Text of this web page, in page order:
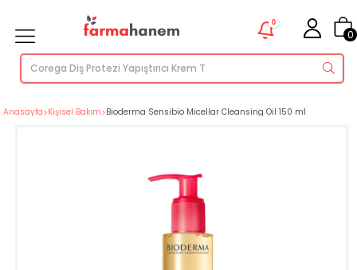
0
0
Anasayfa>Kişisel Bakım>Bioderma Sensibio Micellar Cleansing Oil 150 ml